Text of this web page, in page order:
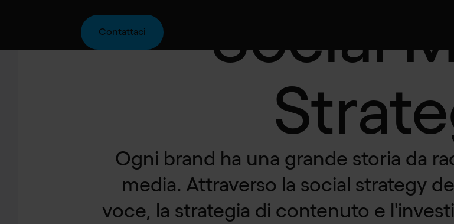
Contattaci
Social
Ogni brand ha una grande storia da
media. Attraverso la social strategy
voce, la strategia di contenuto e